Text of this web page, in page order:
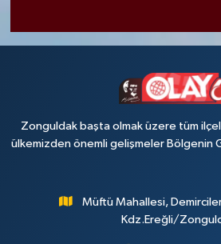
Zonguldak başta olmak üzere tüm
ülkemizden önemli gelişmeler Bölgenin
Müftü Mahallesi,
Kdz.Ereğli/